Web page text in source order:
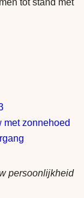
met zonnehoed
persoonlijkheid